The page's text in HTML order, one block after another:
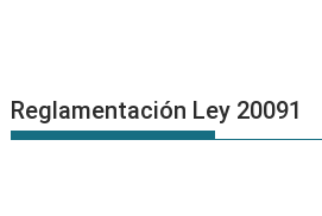
Reglamentación Ley 20091